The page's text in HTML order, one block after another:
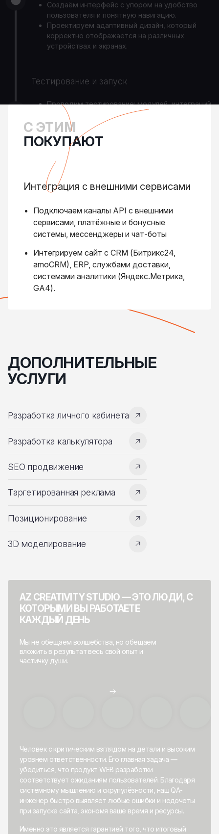
Создаём интерфейс с упором на удобство
пользователя и понятную навигацию.
Проектируем адаптивный дизайн, который
корректно отображается на различных
устройствах и экранах.
Тестирование и запуск
Проводим тестирование: модулей, интеграций
и end-to-end тесты.
Разворачиваем сайт на хостинге и вешаем на
боевой домен.
С ЭТИМ
ПОКУПАЮТ
Интеграция с внешними сервисами
Подключаем каналы API с внешними
сервисами, платёжные и бонусные
системы, мессенджеры и чат-боты
Интегрируем сайт с CRM (Битрикс24,
amoCRM), ERP, службами доставки,
системами аналитики (Яндекс.Метрика,
GA4).
ДОПОЛНИТЕЛЬНЫЕ
УСЛУГИ
Разработка личного кабинета
Разработка калькулятора
SEO продвижение
Таргетированная реклама
Позиционирование
3D моделирование
AZ CREATIVITY STUDIO — ЭТО ЛЮДИ, С
КОТОРЫМИ ВЫ РАБОТАЕТЕ
КАЖДЫЙ ДЕНЬ
Мы не обещаем волшебства, но обещаем
вложить в результат весь свой опыт и
частичку души.
Человек с критическим взглядом на детали и высоким
уровнем ответственности. Его главная задача —
убедиться, что продукт WEB разработки
соответствует ожиданиям пользователей. Благодаря
системному мышлению и скрупулёзности, наш QA-
инженер быстро выявляет любые ошибки и недочёты
при запуске сайта, экономя ваше время и ресурсы.
Именно это является гарантией того, что итоговый